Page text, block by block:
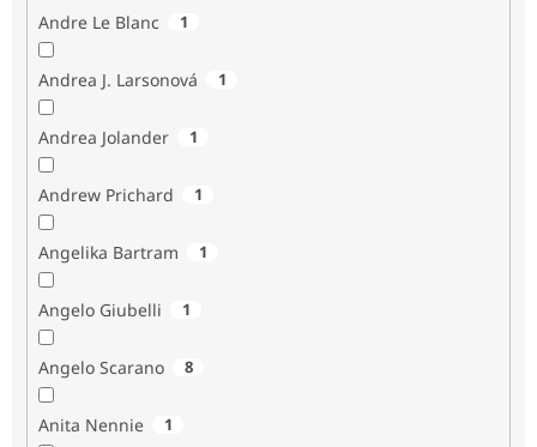
Andre Le Blanc 1
Andrea J. Larsonová 1
Andrea Jolander 1
Andrew Prichard 1
Angelika Bartram 1
Angelo Giubelli 1
Angelo Scarano 8
Anita Nennie 1